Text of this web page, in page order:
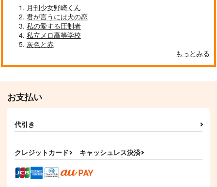
暗夜光路
円（税込）
セフィロス×クラウド
サンプル
作品詳細
みなと屋
582
クラウド×ティファ
作品詳細 作品詳細
月刊少女野崎くん
君が言うには犬の恋
私の愛する圧制者
私立メロ高等学校
灰色と赤
もっとみる
お支払い
代引き
クレジットカード キャッシュレス決済